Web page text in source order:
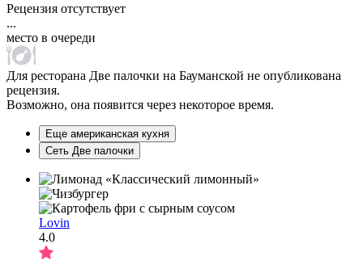
Рецензия отсутствует
...
место в очереди
Для ресторана Две палочки на Бауманской не опубликована
рецензия.
Возможно, она появится через некоторое время.
Еще американская кухня
Сеть Две палочки
Lovin
4.0